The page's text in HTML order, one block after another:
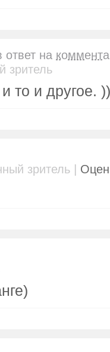
ответ на
зритель
то и другое.
зритель |